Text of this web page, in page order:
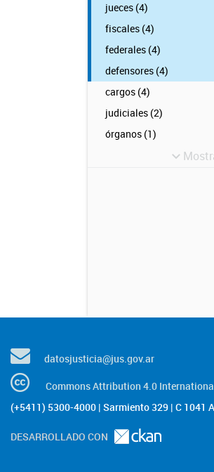
jueces (4)
fiscales (4)
federales (4)
defensores (4)
cargos (4)
judiciales (2)
órganos (1)
datosjusticia@jus.gov.ar
Commons Attribution 4.0
(+5411) 5300-4000 | Sarmiento 329 | C 1041
DESARROLLADO CON